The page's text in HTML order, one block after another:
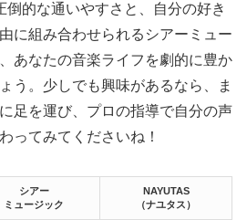
倒的な通いやすさと、自分の好き
に組み合わせられるシアーミュー
あなたの音楽ライフを劇的に豊か
う。少しでも興味があるなら、ま
足を運び、プロの指導で自分の声
ってみてくださいね！
シアー
ミュージック
NAYUTAS
（ナユタス）